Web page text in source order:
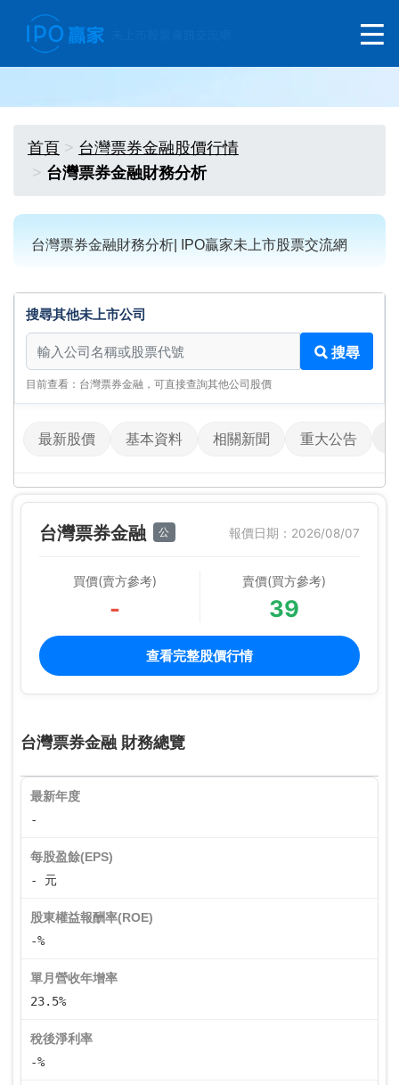
首頁
台灣票券金融股價行情
台灣票券金融財務分析
台灣票券金融財務分析| IPO贏家未上市股票交流網
搜尋其他未上市公司
搜尋其他未上市公司
搜尋
目前查看：台灣票券金融，可直接查詢其他公司股價
最新股價 基本資料 相關新聞 重大公告
台灣票券金融 公 報價日期：2026/08/07
買價(賣方參考)
-
賣價(買方參考)
39
查看完整股價行情
台灣票券金融 財務總覽
最新年度
-
每股盈餘(EPS)
- 元
股東權益報酬率(ROE)
-%
單月營收年增率
23.5%
稅後淨利率
-%